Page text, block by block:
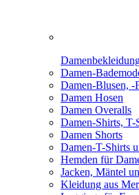
Damen-
Damen-Blusen, -
Damen Hosen
Damen Overalls
Damen-Shirts, T-
Damen Shorts
Damen-T-Shirts
Hemden für
Jacken, Mäntel
Kleidung aus